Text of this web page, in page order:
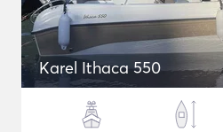
Karel Ithaca 550